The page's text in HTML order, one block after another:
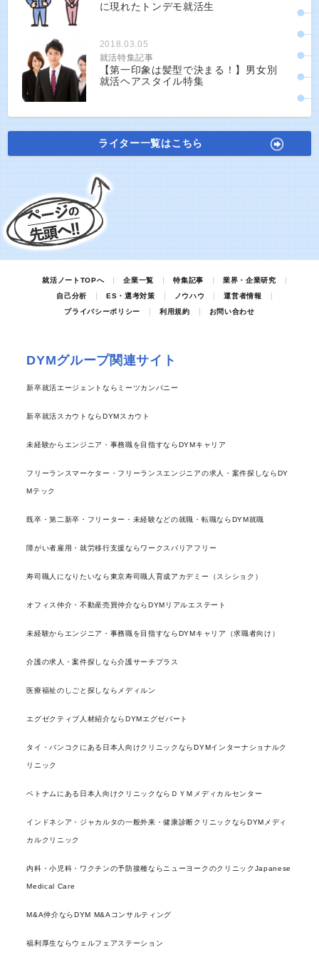
に現れたトンデモ就活生
2018.03.05
就活特集記事
【第一印象は髪型で決まる！】男女別
就活ヘアスタイル特集
ライター一覧はこちら
就活ノートTOPへ 企業一覧 特集記事
業界・企業研究
自己分析
ES・選考対策 ノウハウ
運営者情報
プライバシーポリシー
利用規約 お問い合わせ
DYMグループ関連サイト
新卒就活エージェントならミーツカンパニー
新卒就活スカウトならDYMスカウト
未経験からエンジニア・事務職を目指すならDYMキャリア
フリーランスマーケター・フリーランスエンジニアの求人・案件探しならDY
Mテック
既卒・第二新卒・フリーター・未経験などの就職・転職ならDYM就職
障がい者雇用・就労移行支援ならワークスバリアフリー
寿司職人になりたいなら東京寿司職人育成アカデミー（スシショク）
オフィス仲介・不動産売買仲介ならDYMリアルエステート
未経験からエンジニア・事務職を目指すならDYMキャリア（求職者向け）
介護の求人・案件探しなら介護サーチプラス
医療福祉のしごと探しならメディルン
エグゼクティブ人材紹介ならDYMエグゼパート
タイ・バンコクにある日本人向けクリニックならDYMインターナショナルク
リニック
ベトナムにある日本人向けクリニックならＤＹＭメディカルセンター
インドネシア・ジャカルタの一般外来・健康診断クリニックならDYMメディ
カルクリニック
内科・小児科・ワクチンの予防接種ならニューヨークのクリニックJapanese
Medical Care
M&A仲介ならDYM M&Aコンサルティング
福利厚生ならウェルフェアステーション